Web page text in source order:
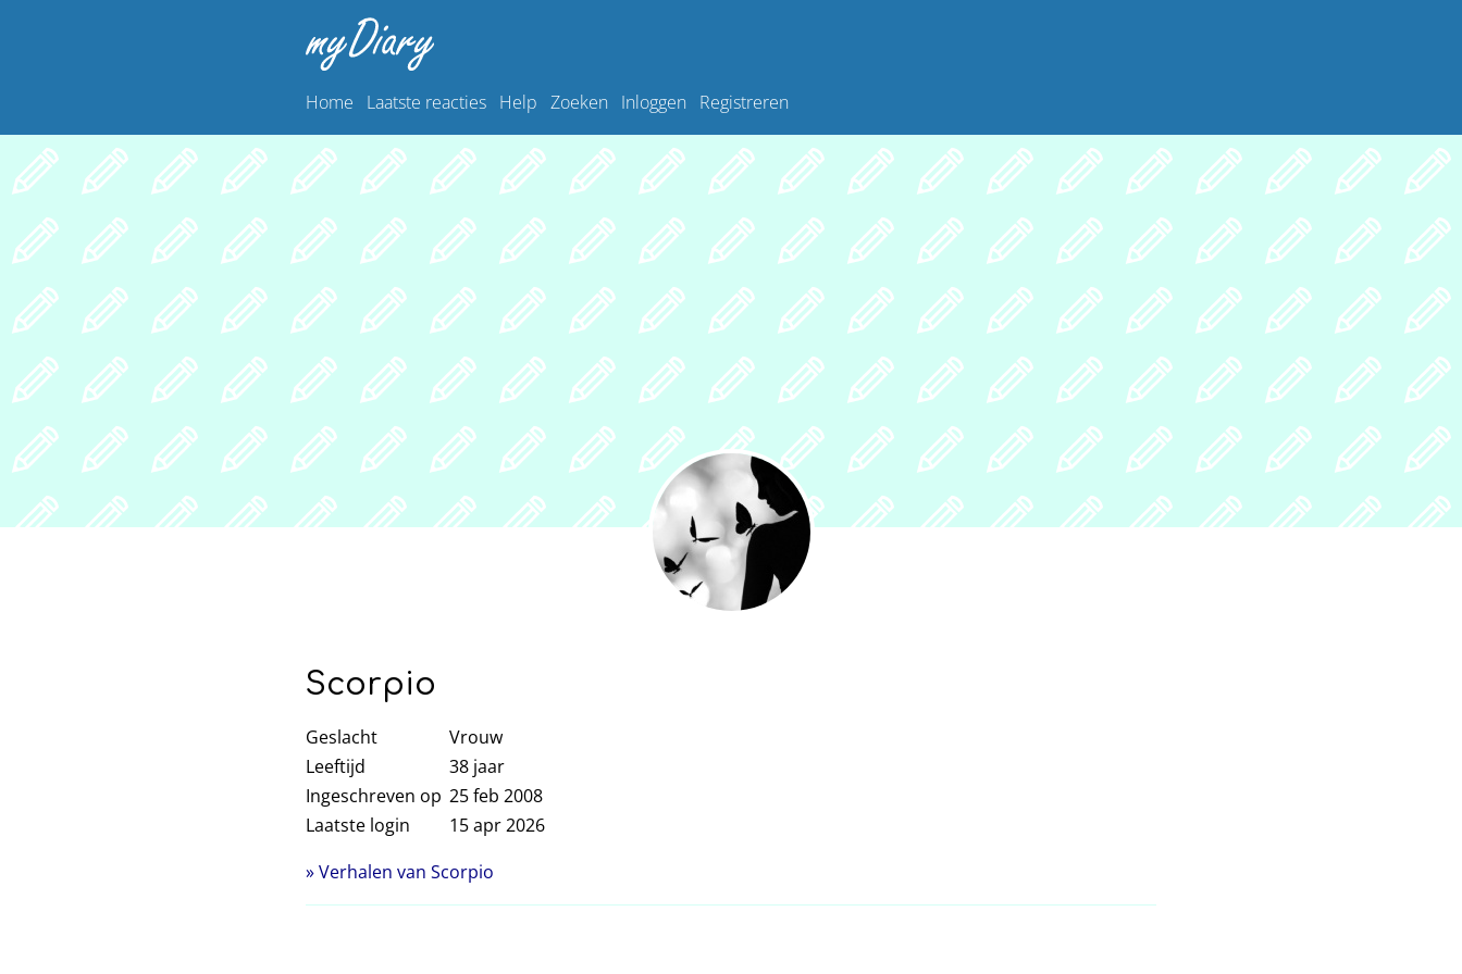
Home Laatste reacties Help Zoeken Inloggen Registreren
Scorpio
Geslacht
Vrouw
Leeftijd
38 jaar
Ingeschreven op 25 feb 2008
Laatste login
15 apr 2026
» Verhalen van Scorpio